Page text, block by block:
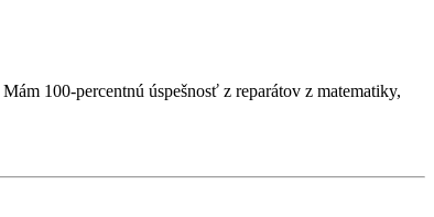
100-percentnú úspešnosť z reparátov z matematiky,